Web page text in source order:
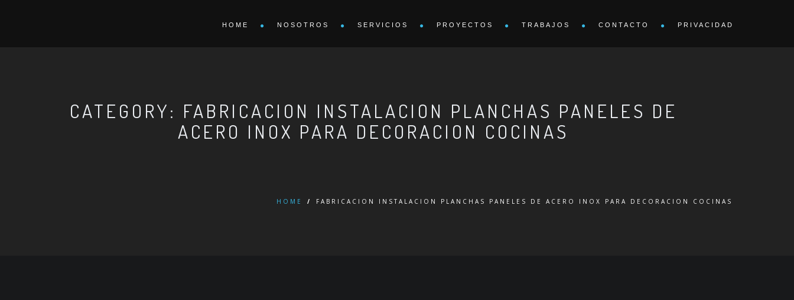
HOME NOSOTROS SERVICIOS PROYECTOS TRABAJOS CONTACTO PRIVACIDAD
CATEGORY: FABRICACION INSTALACION PLANCHAS PANELES DE
ACERO INOX PARA DECORACION COCINAS
HOME / FABRICACION INSTALACION PLANCHAS PANELES DE ACERO INOX PARA DECORACION COCINAS